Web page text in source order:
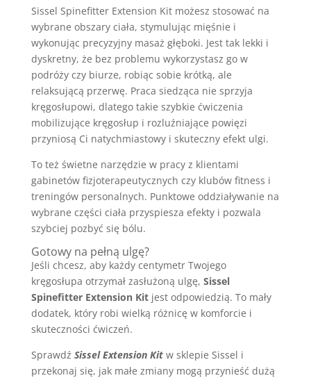
Sissel Spinefitter Extension Kit możesz stosować na
wybrane obszary ciała, stymulując mięśnie i
wykonując precyzyjny masaż głęboki. Jest tak lekki i
dyskretny, że bez problemu wykorzystasz go w
podróży czy biurze, robiąc sobie krótką, ale
relaksującą przerwę. Praca siedząca nie sprzyja
kręgosłupowi, dlatego takie szybkie ćwiczenia
mobilizujące kręgosłup i rozluźniające powięzi
przyniosą Ci natychmiastowy i skuteczny efekt ulgi.
To też świetne narzędzie w pracy z klientami
gabinetów fizjoterapeutycznych czy klubów fitness i
treningów personalnych. Punktowe oddziaływanie na
wybrane części ciała przyspiesza efekty i pozwala
szybciej pozbyć się bólu.
Gotowy na pełną ulgę?
Jeśli chcesz, aby każdy centymetr Twojego
kręgosłupa otrzymał zasłużoną ulgę, Sissel
Spinefitter Extension Kitjest odpowiedzią. To mały
dodatek, który robi wielką różnicę w komforcie i
skuteczności ćwiczeń.
Sprawdź Sissel Extension Kit w sklepie Sissel i
przekonaj się, jak małe zmiany mogą przynieść dużą